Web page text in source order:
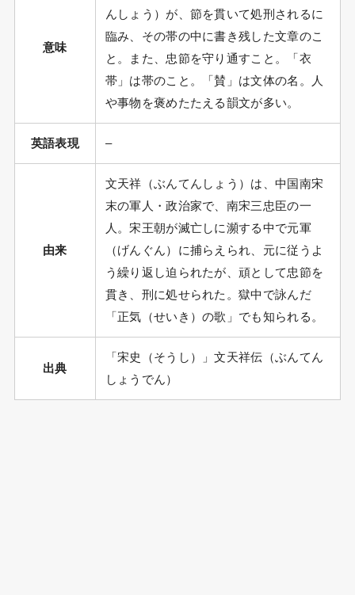
意味
んしょう）が、節を貫いて処刑されるに
臨み、その帯の中に書き残した文章のこ
と。また、忠節を守り通すこと。「衣
帯」は帯のこと。「賛」は文体の名。人
や事物を褒めたたえる韻文が多い。
英語表現 –
由来
文天祥（ぶんてんしょう）は、中国南宋
末の軍人・政治家で、南宋三忠臣の一
人。宋王朝が滅亡しに瀕する中で元軍
（げんぐん）に捕らえられ、元に従うよ
う繰り返し迫られたが、頑として忠節を
貫き、刑に処せられた。獄中で詠んだ
「正気（せいき）の歌」でも知られる。
出典
「宋史（そうし）」文天祥伝（ぶんてん
しょうでん）